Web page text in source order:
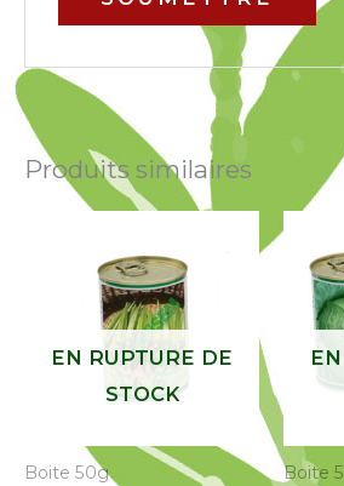
Produits similaires
EN RUPTURE DE
STOCK
Boite 50g Boite